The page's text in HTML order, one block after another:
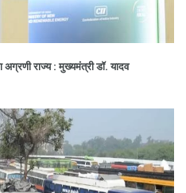
राज्य : मुख्यमंत्री डॉ. यादव